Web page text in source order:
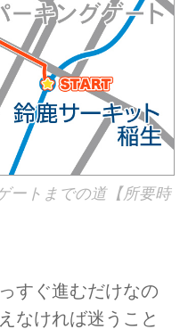
ートまでの道【所要時
すぐ進むだけなの
なければ迷うこと